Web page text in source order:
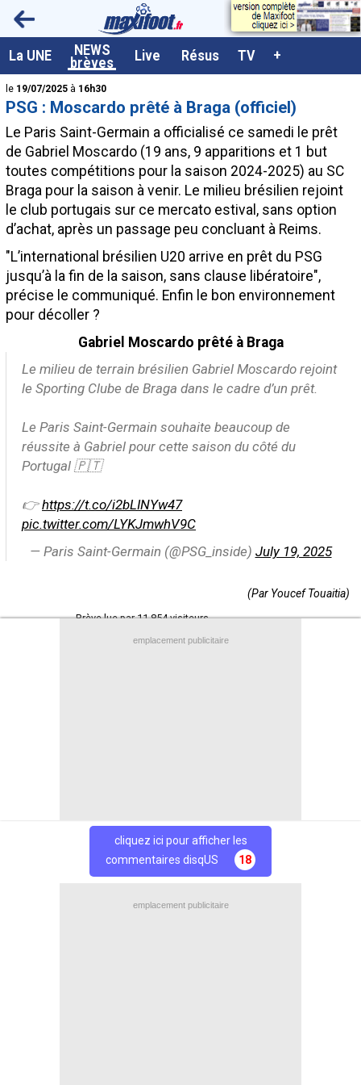
La UNE NEWS
brèves Live Résus TV +
<
le 19/07/2025 à 16h30
PSG : Moscardo prêté à Braga (officiel)
Le Paris Saint-Germain a officialisé ce samedi le prêt
de Gabriel Moscardo (19 ans, 9 apparitions et 1 but
toutes compétitions pour la saison 2024-2025) au SC
Braga pour la saison à venir. Le milieu brésilien rejoint
le club portugais sur ce mercato estival, sans option
d’achat, après un passage peu concluant à Reims.
"L’international brésilien U20 arrive en prêt du PSG
jusqu’à la fin de la saison, sans clause libératoire",
précise le communiqué. Enfin le bon environnement
pour décoller ?
Gabriel Moscardo prêté à Braga
Le milieu de terrain brésilien Gabriel Moscardo rejoint
le Sporting Clube de Braga dans le cadre d’un prêt.
Le Paris Saint-Germain souhaite beaucoup de
réussite à Gabriel pour cette saison du côté du
Portugal 🇵🇹
👉https://t.co/i2bLINYw47
pic.twitter.com/LYKJmwhV9C
— Paris Saint-Germain (@PSG_inside) July 19, 2025
(Par Youcef Touaitia)
Brève lue par 11.854 visiteurs
emplacement publicitaire
cliquez ici pour afficher les
commentaires disqUS
18
emplacement publicitaire
A la UNE
Dernières brèves
Live / Matchs en direct
Résultats et Classements
Class. buteurs européens
Programme TV foot
Vidéos
Sondages
Tableau transferts L1
Taille de la police
Paramètrages / Options
Contact / Signaler un bug
Mentions légales
site web Maxifoot.fr